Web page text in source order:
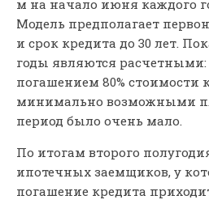
м на начало июня каждого
Модель предполагает
и срок кредита до 30 лет.
годы являются расчетными:
погашением 80%
минимально возможными
период было очень мало.
По итогам второго
ипотечных заемщиков, у
погашение кредита